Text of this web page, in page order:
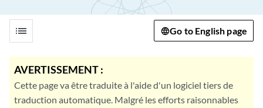
list Go to English page
AVERTISSEMENT :
Cette page va être traduite à l'aide d'un logiciel tiers de
traduction automatique. Malgré les efforts raisonnables